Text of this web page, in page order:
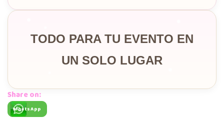
TODO PARA TU EVENTO EN
UN SOLO LUGAR
Share on:
WhatsApp